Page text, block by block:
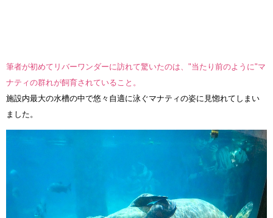
筆者が初めてリバーワンダーに訪れて驚いたのは、"当たり前のように"マ
ナティの群れが飼育されていること。
施設内最大の水槽の中で悠々自適に泳ぐマナティの姿に見惚れてしまい
ました。